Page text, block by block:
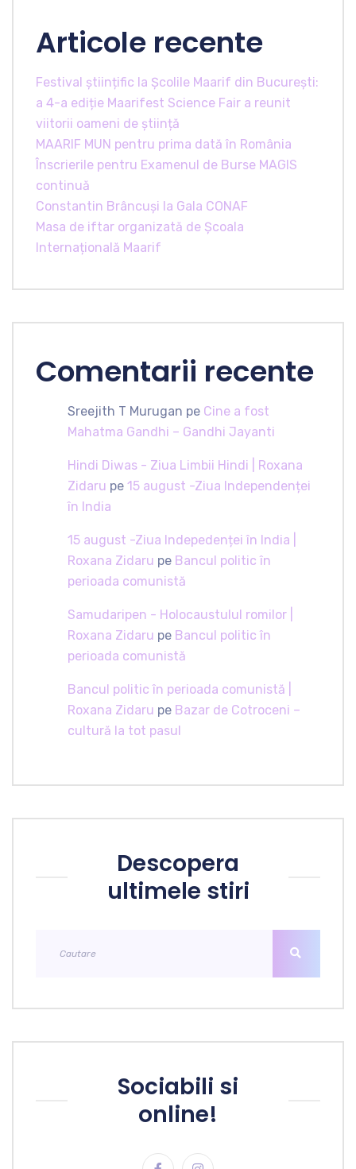
Articole recente
Festival științific la Școlile Maarif din București:
a 4-a ediție Maarifest Science Fair a reunit
viitorii oameni de știință
MAARIF MUN pentru prima dată în România
Înscrierile pentru Examenul de Burse MAGIS
continuă
Constantin Brâncuși la Gala CONAF
Masa de iftar organizată de Școala
Internațională Maarif
Comentarii recente
Sreejith T Murugan pe Cine a fost
Mahatma Gandhi – Gandhi Jayanti
Hindi Diwas - Ziua Limbii Hindi | Roxana
Zidaru pe 15 august -Ziua Independenței
în India
15 august -Ziua Indepedenței în India |
Roxana Zidaru pe Bancul politic în
perioada comunistă
Samudaripen - Holocaustulul romilor |
Roxana Zidaru pe Bancul politic în
perioada comunistă
Bancul politic în perioada comunistă |
Roxana Zidaru pe Bazar de Cotroceni –
cultură la tot pasul
Descopera
ultimele stiri
Sociabili si
online!